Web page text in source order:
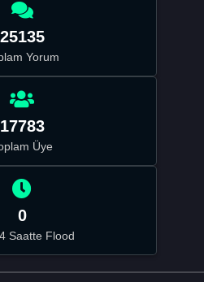
25135
Yorum
17783
Üye
0
Saatte Flood